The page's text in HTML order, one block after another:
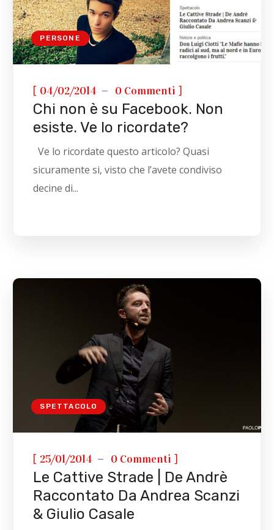
PERSONE
[ 04/02/2014 0 Commenti ]
Chi non è su Facebook. Non
esiste. Ve lo ricordate?
Ve lo ricordate questo articolo? Quasi
sicuramente si, visto che l’avete condiviso
decine di...
SPETTACOLO
[ 25/01/2014 0 Commenti ]
Le Cattive Strade | De Andrè
Raccontato Da Andrea Scanzi
& Giulio Casale